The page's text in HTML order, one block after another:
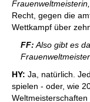
Recht, gegen die
Wettkampf über
FF: Also gibt es
HY: Ja, natürlich.
spielen - oder, wie